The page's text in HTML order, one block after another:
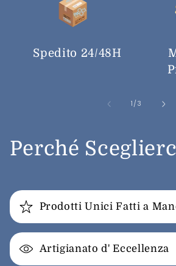
Spedito 24/48H
1 /su
3
Perché
Prodotti Unici Fatti a
Artigianato d' Eccellenza